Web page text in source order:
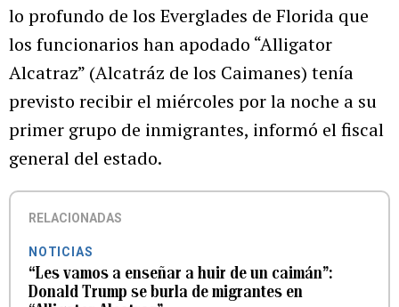
lo profundo de los Everglades de Florida que
los funcionarios han apodado “Alligator
Alcatraz” (Alcatráz de los Caimanes) tenía
previsto recibir el miércoles por la noche a su
primer grupo de inmigrantes, informó el fiscal
general del estado.
RELACIONADAS
NOTICIAS
“Les vamos a enseñar a huir de un caimán”:
Donald Trump se burla de migrantes en